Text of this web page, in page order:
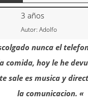
Autor: Adolfo
3 años
nunca el
comida, hoy le he
sale es musica y
la comunicacion. «